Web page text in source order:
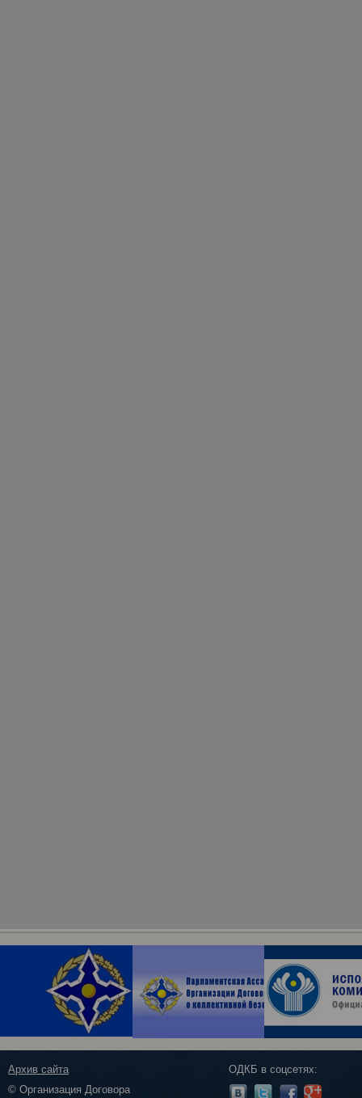
Архив сайта
© Организация Договора
ОДКБ в соцсетях: